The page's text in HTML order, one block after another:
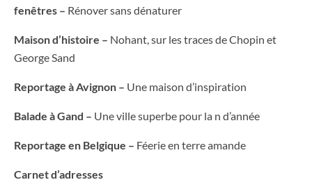
fenêtres – Rénover sans dénaturer
Maison d’histoire – Nohant, sur les traces de Chopin et
George Sand
Reportage à Avignon – Une maison d’inspiration
Balade à Gand – Une ville superbe pour la n d’année
Reportage en Belgique – Féerie en terre amande
Carnet d’adresses